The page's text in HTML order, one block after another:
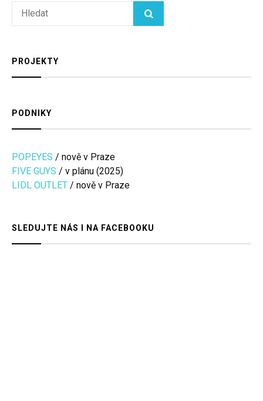
Search
HLEDAT
PROJEKTY
PODNIKY
POPEYES / nově v Praze
FIVE GUYS / v plánu (2025)
LIDL OUTLET / nově v Praze
SLEDUJTE NÁS I NA FACEBOOKU